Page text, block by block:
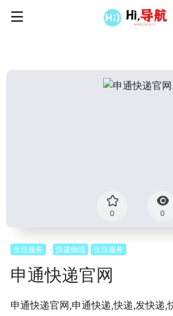
0 0
生活服务 快递物流 生活服务
申通快递官网
申通快递官网,申通快递,快递,发快递,